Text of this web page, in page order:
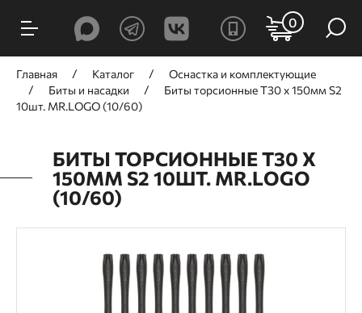
0
Главная Каталог
Оснастка и комплектующие
Биты и насадки
Биты торсионные T30 х 150мм S2
10шт. MR.LOGO (10/60)
БИТЫ ТОРСИОННЫЕ T30 Х
150ММ S2 10ШТ. MR.LOGO
(10/60)